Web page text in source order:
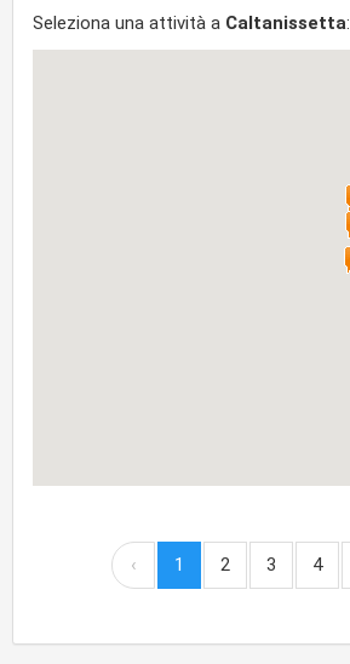
Seleziona una attività a Caltanissetta:
‹ 1 2 3 4